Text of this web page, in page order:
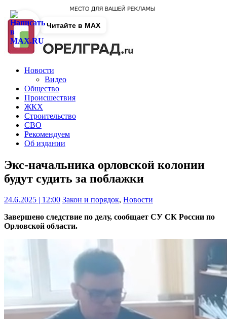
Новости
Видео
Общество
Происшествия
ЖКХ
Строительство
СВО
Рекомендуем
Об издании
Экс-начальника орловской колонии
будут судить за поблажки
24.6.2025 | 12:00 Закон и порядок, Новости
Завершено следствие по делу, сообщает СУ СК России по
Орловской области.
Читайте в MAX